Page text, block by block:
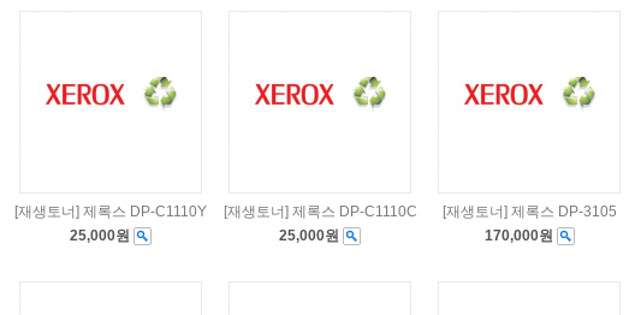
[재생토너] 제록스 DP-C1110Y
25,000원
[재생토너] 제록스 DP-C1110C
25,000원
[재생토너] 제록스 DP-3105
170,000원